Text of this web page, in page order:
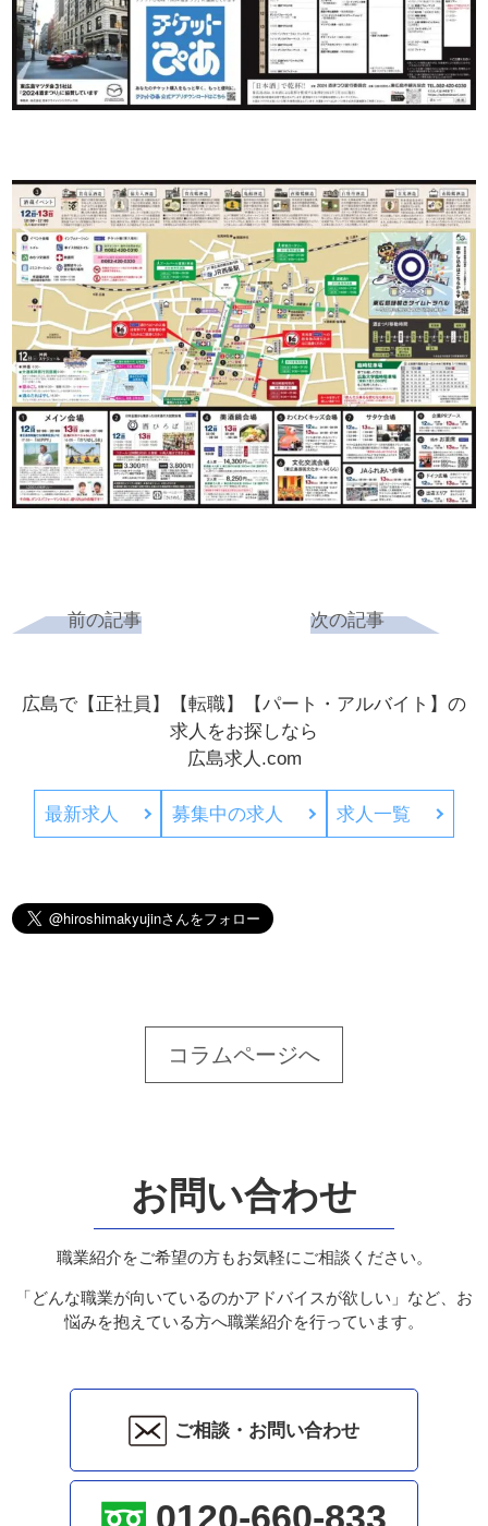
前の記事 次の記事
広島で【正社員】【転職】【パート・アルバイト】の
求人をお探しなら
広島求人.com
最新求人 募集中の求人 求人一覧
コラムページへ
お問い合わせ
職業紹介をご希望の方もお気軽にご相談ください。
「どんな職業が向いているのかアドバイスが欲しい」など、お
悩みを抱えている方へ職業紹介を行っています。
ご相談・お問い合わせ
0120-660-833